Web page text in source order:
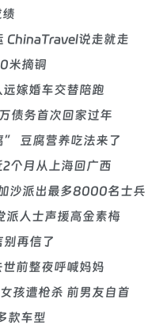
ChinaTravel说走就走
米摘铜
嫁婚车交替陪跑
债务首次回家过年
豆腐营养吃法来了
个月从上海回广西
沙派出最多8000名士兵
派人士声援高金素梅
再信了
前整夜呼喊妈妈
孩遭枪杀 前男友自首
款车型